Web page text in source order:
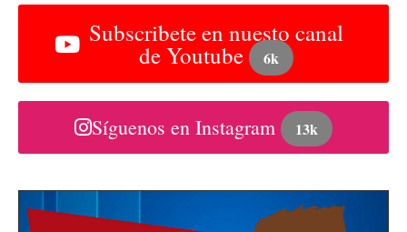
Subscribete en nuesto canal
de Youtube 6k
Síguenos en Instagram 13k